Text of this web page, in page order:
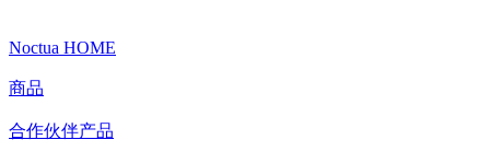
Noctua HOME
商品
合作伙伴产品